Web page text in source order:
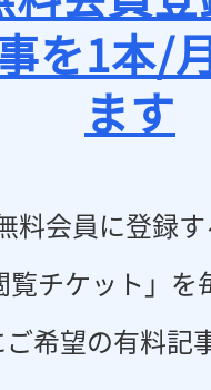
を1本/
ます
料会員に登録
覧チケット」
希望の有料記